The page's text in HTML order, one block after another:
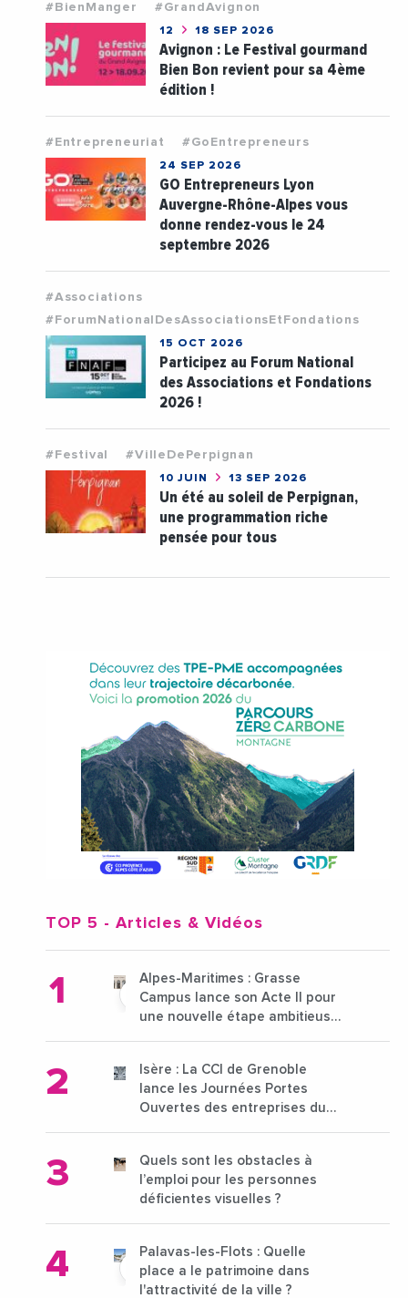
#BienManger #GrandAvignon
12 18 SEP 2026
Avignon : Le Festival gourmand
Bien Bon revient pour sa 4ème
édition !
#Entrepreneuriat #GoEntrepreneurs
24 SEP 2026
GO Entrepreneurs Lyon
Auvergne-Rhône-Alpes vous
donne rendez-vous le 24
septembre 2026
#Associations
#ForumNationalDesAssociationsEtFondations
15 OCT 2026
Participez au Forum National
des Associations et Fondations
2026 !
#Festival #VilleDePerpignan
10 JUIN 13 SEP 2026
Un été au soleil de Perpignan,
une programmation riche
pensée pour tous
TOP 5 - Articles & Vidéos
Alpes-Maritimes : Grasse
Campus lance son Acte II pour
une nouvelle étape ambitieuse
Isère : La CCI de Grenoble
lance les Journées Portes
Ouvertes des entreprises du
Quels sont les obstacles à
l’emploi pour les personnes
déficientes visuelles ?
Palavas-les-Flots : Quelle
place a le patrimoine dans
l'attractivité de la ville ?